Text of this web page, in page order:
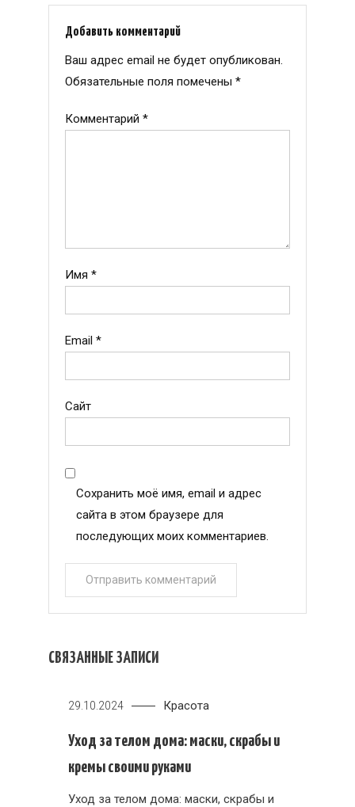
Добавить комментарий
Ваш адрес email не будет опубликован.
Обязательные поля помечены *
Комментарий *
Имя *
Email *
Сайт
Сохранить моё имя, email и адрес
сайта в этом браузере для
последующих моих комментариев.
СВЯЗАННЫЕ ЗАПИСИ
29.10.2024 Красота
Уход за телом дома: маски, скрабы и
кремы своими руками
Уход за телом дома: маски, скрабы и